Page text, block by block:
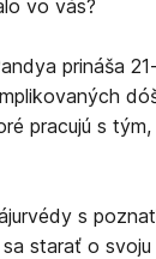
vo vás?
prináša
pracujú s
s
starať o